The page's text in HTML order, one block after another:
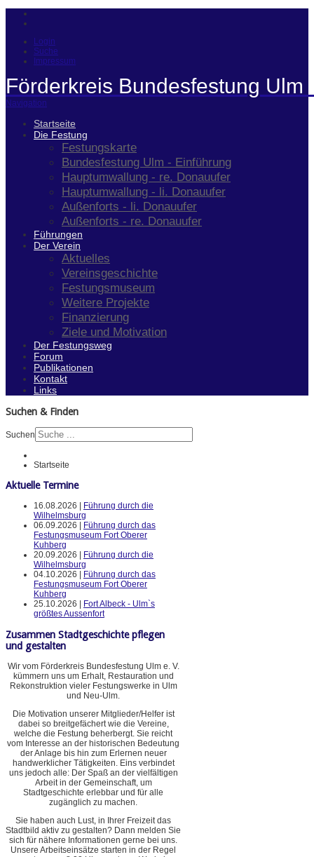
Login
Suche
Impressum
Förderkreis Bundesfestung Ulm
Navigation
Startseite
Die Festung
Festungskarte
Bundesfestung Ulm - Einführung
Hauptumwallung - re. Donauufer
Hauptumwallung - li. Donauufer
Außenforts - li. Donauufer
Außenforts - re. Donauufer
Führungen
Der Verein
Aktuelles
Vereinsgeschichte
Festungsmuseum
Weitere Projekte
Finanzierung
Ziele und Motivation
Der Festungsweg
Forum
Publikationen
Kontakt
Links
Suchen & Finden
Suchen
Startseite
Aktuelle Termine
16.08.2026 |
Führung durch die
Wilhelmsburg
06.09.2026 |
Führung durch das
Festungsmuseum Fort Oberer
Kuhberg
20.09.2026 |
Führung durch die
Wilhelmsburg
04.10.2026 |
Führung durch das
Festungsmuseum Fort Oberer
Kuhberg
25.10.2026 |
Fort Albeck - Ulm`s
größtes Aussenfort
Zusammen Stadtgeschichte pflegen
und gestalten
Wir vom Förderkreis Bundesfestung Ulm e. V.
kümmern uns um Erhalt, Restauration und
Rekonstruktion vieler Festungswerke in Ulm
und Neu-Ulm.
Die Motivation unserer Mitglieder/Helfer ist
dabei so breitgefächert wie die Vereine,
welche die Festung beherbergt. Sie reicht
vom Interesse an der historischen Bedeutung
der Anlage bis hin zum Erlernen neuer
handwerklicher Tätigkeiten. Eins verbindet
uns jedoch alle: Der Spaß an der vielfältigen
Arbeit in der Gemeinschaft, um
Stadtgeschichte erlebbar und für alle
zugänglich zu machen.
Sie haben auch Lust, in Ihrer Freizeit das
Stadtbild aktiv zu gestalten? Dann melden Sie
sich für nähere Informationen gerne bei uns.
Unsere Arbeitseinsätze starten in der Regel